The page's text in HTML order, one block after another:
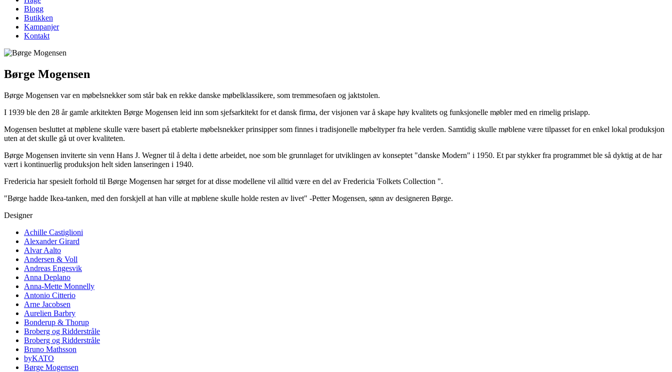
Blogg
Butikken
Kampanjer
Kontakt
Børge Mogensen
Børge Mogensen var en møbelsnekker som står bak en rekke danske møbelklassikere, som tremmesofaen og jaktstolen.
I 1939 ble den 28 år gamle arkitekten Børge Mogensen leid inn som sjefsarkitekt for et dansk firma, der visjonen var å skape høy kvalitets og funksjonelle møbler med en rimelig prislapp.
Mogensen besluttet at møblene skulle være basert på etablerte møbelsnekker prinsipper som finnes i tradisjonelle møbeltyper fra hele verden. Samtidig skulle møblene være tilpasset for en enkel lokal produksjon
uten at det skulle gå ut over kvaliteten.
Børge Mogensen inviterte sin venn Hans J. Wegner til å delta i dette arbeidet, noe som ble grunnlaget for utviklingen av konseptet "danske Modern" i 1950. Et par stykker fra programmet ble så dyktig at de har
vært i kontinuerlig produksjon helt siden lanseringen i 1940.
Fredericia har spesielt forhold til Børge Mogensen har sørget for at disse modellene vil alltid være en del av Fredericia 'Folkets Collection ".
"Børge hadde Ikea-tanken, med den forskjell at han ville at møblene skulle holde resten av livet" -Petter Mogensen, sønn av designeren Børge.
Designer
Achille Castiglioni
Alexander Girard
Alvar Aalto
Andersen & Voll
Andreas Engesvik
Anna Deplano
Anna-Mette Monnelly
Antonio Citterio
Arne Jacobsen
Aurelien Barbry
Bonderup & Thorup
Broberg og Ridderstråle
Broberg og Ridderstråle
Bruno Mathsson
byKATO
Børge Mogensen